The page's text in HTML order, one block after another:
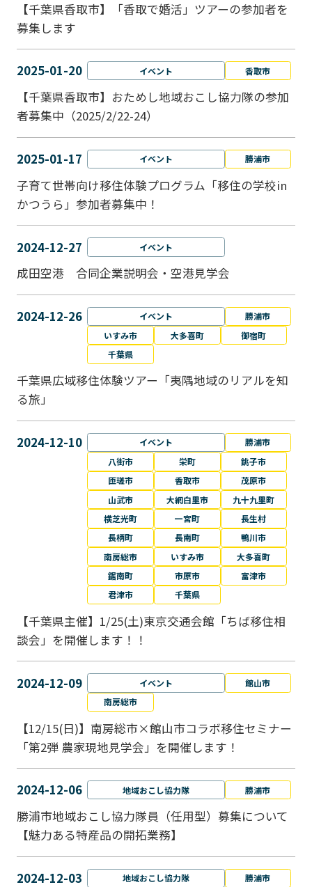
【千葉県香取市】「香取で婚活」ツアーの参加者を
募集します
2025-01-20 イベント 香取市
【千葉県香取市】おためし地域おこし協力隊の参加
者募集中（2025/2/22-24）
2025-01-17 イベント 勝浦市
子育て世帯向け移住体験プログラム「移住の学校in
かつうら」参加者募集中！
2024-12-27 イベント
成田空港 合同企業説明会・空港見学会
2024-12-26 イベント
勝浦市
いすみ市
大多喜町
御宿町
千葉県
千葉県広域移住体験ツアー「夷隅地域のリアルを知
る旅」
2024-12-10 イベント
勝浦市
八街市
栄町
銚子市
匝瑳市
香取市
茂原市
山武市
大網白里市
九十九里町
横芝光町
一宮町
長生村
長柄町
長南町
鴨川市
南房総市
いすみ市
大多喜町
鋸南町
市原市
富津市
君津市
千葉県
【千葉県主催】1/25(土)東京交通会館「ちば移住相
談会」を開催します！！
2024-12-09 イベント
館山市
南房総市
【12/15(日)】南房総市×館山市コラボ移住セミナー
「第2弾 農家現地見学会」を開催します！
2024-12-06 地域おこし協力隊 勝浦市
勝浦市地域おこし協力隊員（任用型）募集について
【魅力ある特産品の開拓業務】
2024-12-03 地域おこし協力隊 勝浦市